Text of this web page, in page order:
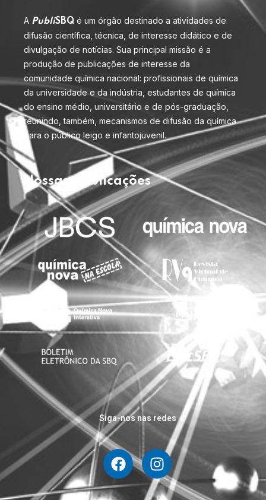
A PubliSBQ é um órgão destinado a atividades de
difusão científica, técnica, de interesse didático e de
divulgação de notícias. Sua principal missão é a
produção de publicações de interesse da
comunidade química nacional: profissionais de química
da universidade e da indústria, estudantes de química
do ensino médio, universitário e de pós-graduação,
reunindo, também, mecanismos de difusão da química
para o público leigo e infantojuvenil.
Nossas publicações
Siga-nos nas redes